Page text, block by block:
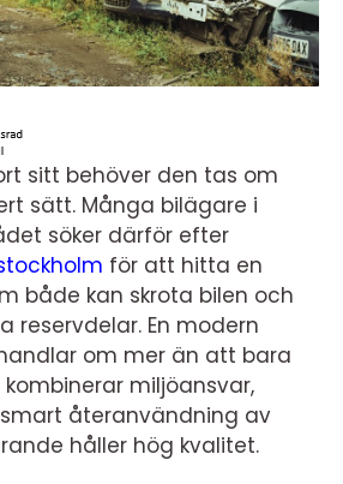
sitt behöver den tas om
sätt. Många bilägare i
söker därför efter
för att hitta en
både kan skrota bilen och
reservdelar. En modern
om mer än att bara
kombinerar miljöansvar,
återanvändning av
håller hög kvalitet.